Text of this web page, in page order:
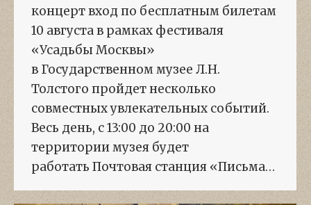
концерт вход по бесплатным билетам
10 августа в рамках фестиваля
«Усадьбы Москвы»
в Государственном музее Л.Н.
Толстого пройдет несколько
совместных увлекательных событий.
Весь день, с 13:00 до 20:00 на
территории музея будет
работать Почтовая станция «Письма…